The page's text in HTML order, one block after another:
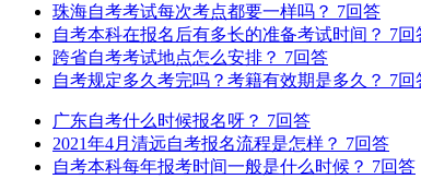
珠海自考考试每次考点都要一样吗？ 7回答
自考本科在报名后有多长的准备考试时间？ 7回
跨省自考考试地点怎么安排？ 7回答
自考规定多久考完吗？考籍有效期是多久？ 7回
广东自考什么时候报名呀？ 7回答
2021年4月清远自考报名流程是怎样？ 7回答
自考本科每年报考时间一般是什么时候？ 7回答